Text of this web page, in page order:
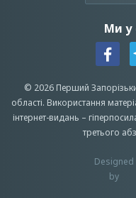
Ми у
© 2026 Перший
області. Використання
інтернет-видань –
третього
Designed
by